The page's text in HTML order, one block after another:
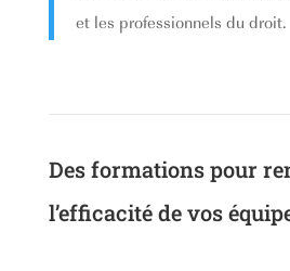
et les professionnels du droit.
Des formations pour
l’efficacité de vos